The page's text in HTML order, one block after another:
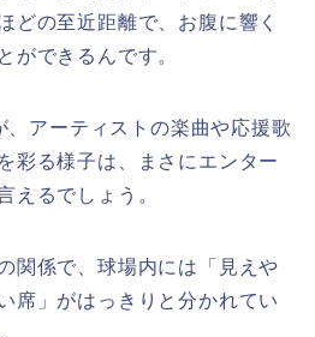
どの至近距離で、お腹に響く
ができるんです。
アーティストの楽曲や応援歌
彩る様子は、まさにエンター
えるでしょう。
関係で、球場内には「見えや
席」がはっきりと分かれてい